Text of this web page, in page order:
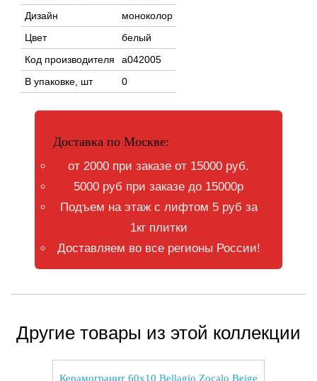
Дизайн
моноколор
Цвет
белый
Код производителя
a042005
В упаковке, шт
0
Доставка по Москве:
от 2000 при заказе от 15000 руб.
5000 руб при заказе до 15000р
Подъем на этаж с лифтом 5 руб за
1кг плитки
Доставляем во все регионы России!
Другие товары из этой коллекции
Керамогранит 60x10 Bellagio Zocalo Beige